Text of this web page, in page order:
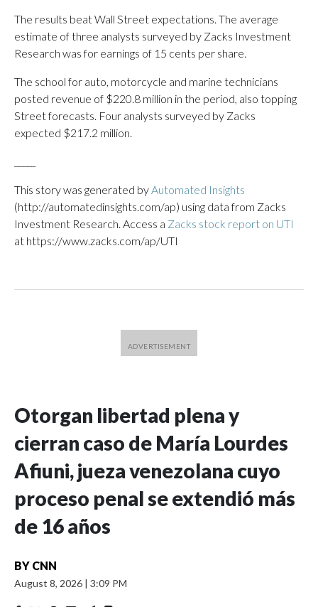
The results beat Wall Street expectations. The average
estimate of three analysts surveyed by Zacks Investment
Research was for earnings of 15 cents per share.
The school for auto, motorcycle and marine technicians
posted revenue of $220.8 million in the period, also topping
Street forecasts. Four analysts surveyed by Zacks
expected $217.2 million.
This story was generated byAutomated Insights
(http://automatedinsights.com/ap) using data from Zacks
Investment Research. Access a Zacks stock report on UTI
at https://www.zacks.com/ap/UTI
Otorgan libertad plena y
cierran caso de María Lourdes
Afiuni, jueza venezolana cuyo
proceso penal se extendió más
de 16 años
BY CNN
August 8, 2026 | 3:09 PM